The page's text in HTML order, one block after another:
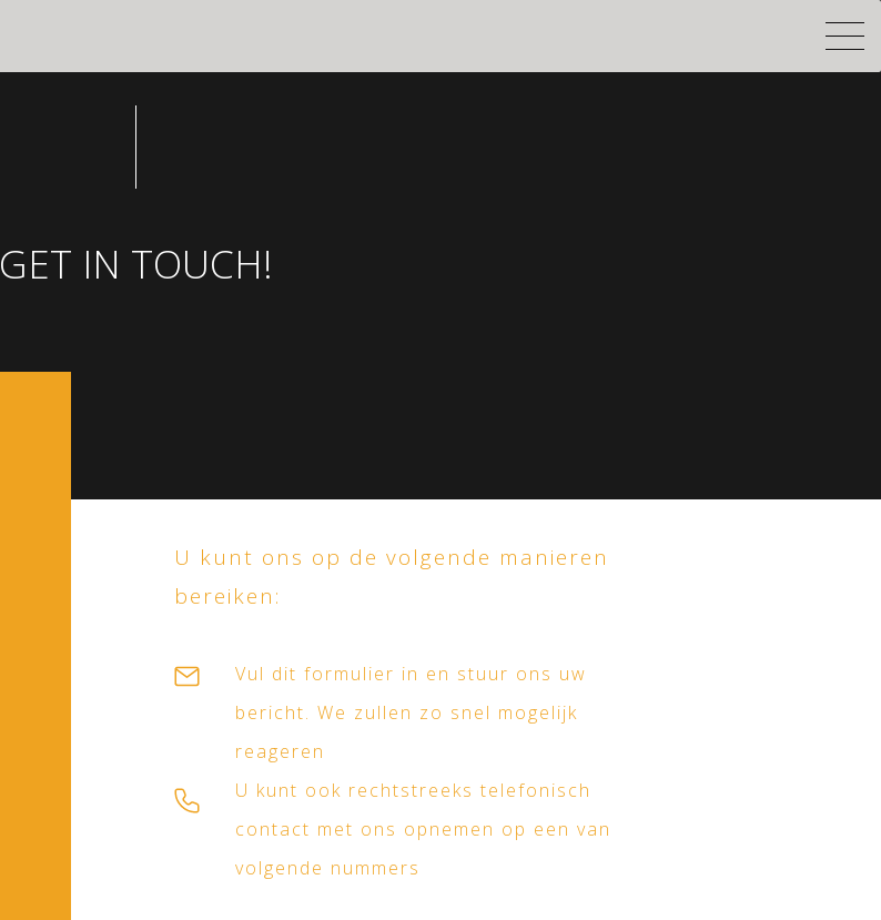
GET IN TOUCH!
U kunt ons op de volgende manieren
bereiken:
Vul dit formulier in en stuur ons uw
bericht. We zullen zo snel mogelijk
reageren
U kunt ook rechtstreeks telefonisch
contact met ons opnemen op een van
volgende nummers